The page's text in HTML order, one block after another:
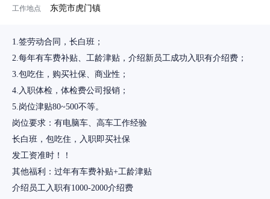
工作地点 东莞市虎门镇
1.签劳动合同，长白班；
2.每年有车费补贴、工龄津贴，介绍新员工成功入职有介绍费；
3.包吃住，购买社保、商业性；
4.入职体检，体检费公司报销；
5.岗位津贴80~500不等。
岗位要求：有电脑车、高车工作经验
长白班，包吃住，入职即买社保
发工资准时！！
其他福利：过年有车费补贴+工龄津贴
介绍员工入职有1000-2000介绍费